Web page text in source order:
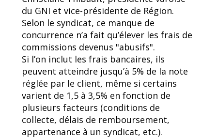
du GNI et vice-présidente de Région.
Selon le syndicat, ce manque de
concurrence n’a fait qu’élever les frais de
commissions devenus "abusifs".
Si l’on inclut les frais bancaires, ils
peuvent atteindre jusqu’à 5% de la note
réglée par le client, même si certains
varient de 1,5 à 3,5% en fonction de
plusieurs facteurs (conditions de
collecte, délais de remboursement,
appartenance à un syndicat, etc.).